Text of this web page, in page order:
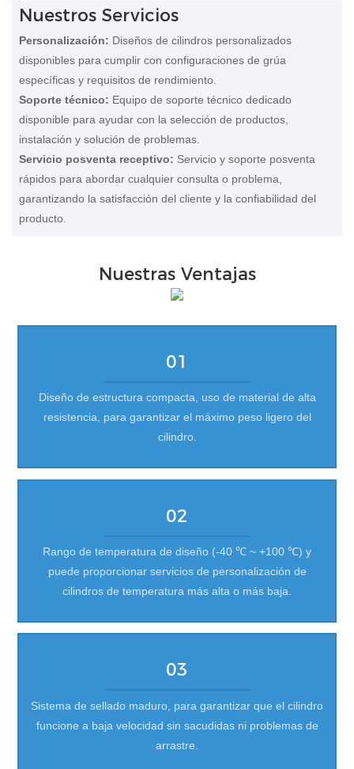
Nuestros Servicios
Personalización: Diseños de cilindros personalizados
disponibles para cumplir con configuraciones de grúa
específicas y requisitos de rendimiento.
Soporte técnico: Equipo de soporte técnico dedicado
disponible para ayudar con la selección de productos,
instalación y solución de problemas.
Servicio posventa receptivo: Servicio y soporte posventa
rápidos para abordar cualquier consulta o problema,
garantizando la satisfacción del cliente y la confiabilidad del
producto.
Nuestras Ventajas
01
Diseño de estructura compacta, uso de material de alta
resistencia, para garantizar el máximo peso ligero del
cilindro.
02
Rango de temperatura de diseño (-40 ℃ ~ +100 ℃) y
puede proporcionar servicios de personalización de
cilindros de temperatura más alta o más baja.
03
Sistema de sellado maduro, para garantizar que el cilindro
funcione a baja velocidad sin sacudidas ni problemas de
arrastre.